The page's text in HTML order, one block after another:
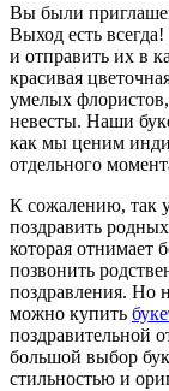
Вы были
Выход есть
и отправить их в
красивая
умелых
невесты. Наши
как мы ценим
отдельного
К сожалению, так
поздравить
которая отнимает
позвонить
поздравления. Но
можно купить
поздравительной
большой выбор
стильностью и